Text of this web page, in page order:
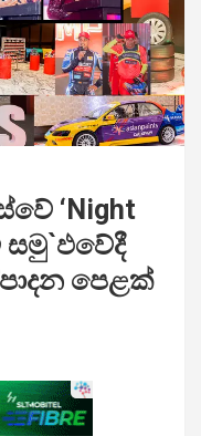
‘Night
සමු`ඵවේදී
පෙළක්